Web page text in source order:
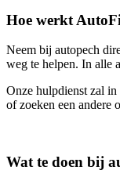
Hoe werkt
Neem bij autopech
weg te helpen. In alle
Onze hulpdienst zal in
of zoeken een andere
Wat te doen bij